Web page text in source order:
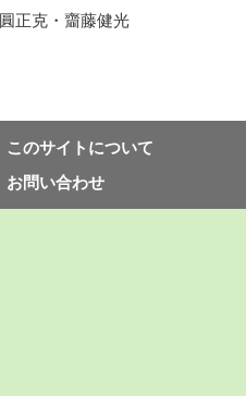
正克・齏藤健光
このサイトについて
お問い合わせ